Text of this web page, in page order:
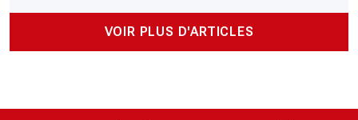
VOIR PLUS D'ARTICLES